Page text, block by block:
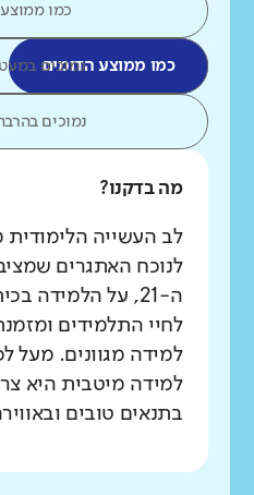
כמו
כמו ממוצע הדומים
נמוכים
נמוכים
מה בדקנו?
לב העשייה
לנוכח האתגרים
ה-21, על הלמידה
לחיי התלמידים
למידה מגוונים. מעל
למידה מיטבית היא
בתנאים טובים